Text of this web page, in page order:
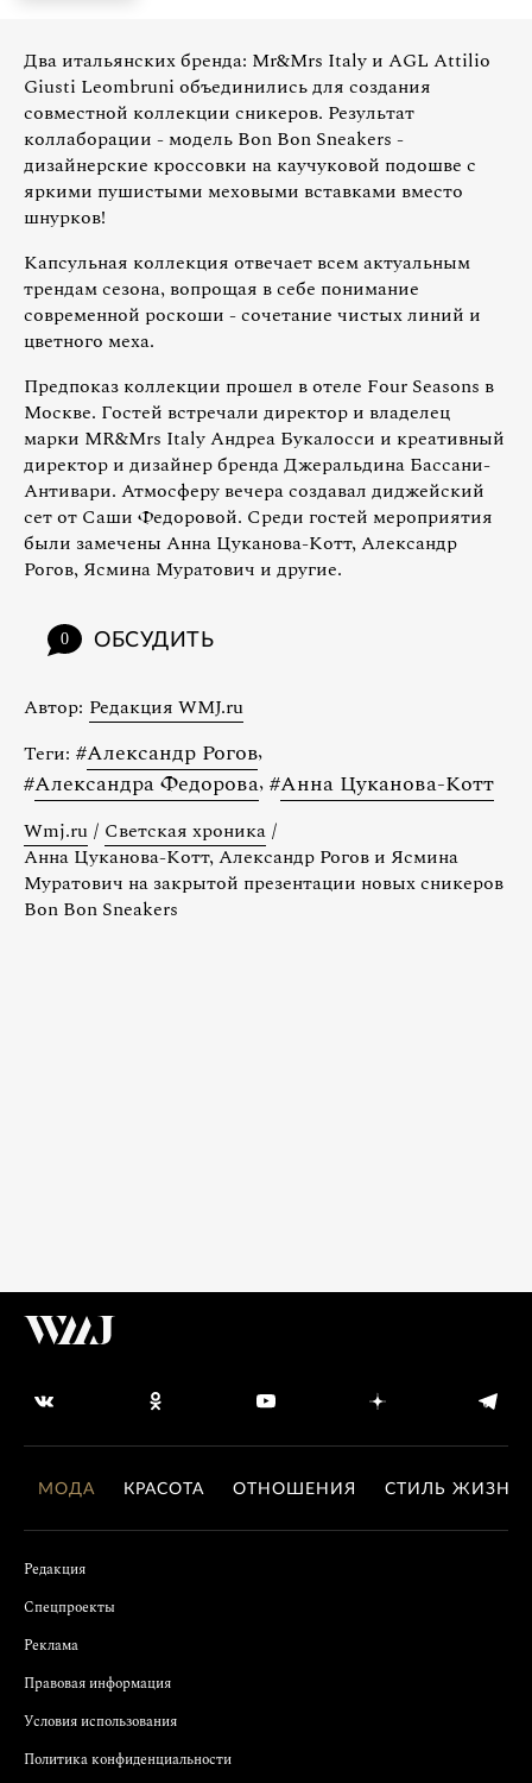
Два итальянских бренда: Mr&Mrs Italy и AGL Attilio
Giusti Leombruni объединились для создания
совместной коллекции сникеров. Результат
коллаборации - модель Bon Bon Sneakers -
дизайнерские кроссовки на каучуковой подошве с
яркими пушистыми меховыми вставками вместо
шнурков!
Капсульная коллекция отвечает всем актуальным
трендам сезона, вопрощая в себе понимание
современной роскоши - сочетание чистых линий и
цветного меха.
Предпоказ коллекции прошел в отеле Four Seasons в
Москве. Гостей встречали директор и владелец
марки MR&Mrs Italy Андреа Букалосси и креативный
директор и дизайнер бренда Джеральдина Бассани-
Антивари. Атмосферу вечера создавал диджейский
сет от Саши Федоровой. Среди гостей мероприятия
были замечены Анна Цуканова-Котт, Александр
Рогов, Ясмина Муратович и другие.
0 ОБСУДИТЬ
Автор: Редакция WMJ.ru
Теги: #Александр Рогов,
#Александра Федорова, #Анна Цуканова-Котт
Wmj.ru / Светская хроника /
Анна Цуканова-Котт, Александр Рогов и Ясмина
Муратович на закрытой презентации новых сникеров
Bon Bon Sneakers
МОДА КРАСОТА ОТНОШЕНИЯ СТИЛЬ ЖИЗНИ
Редакция
Спецпроекты
Реклама
Правовая информация
Условия использования
Политика конфиденциальности